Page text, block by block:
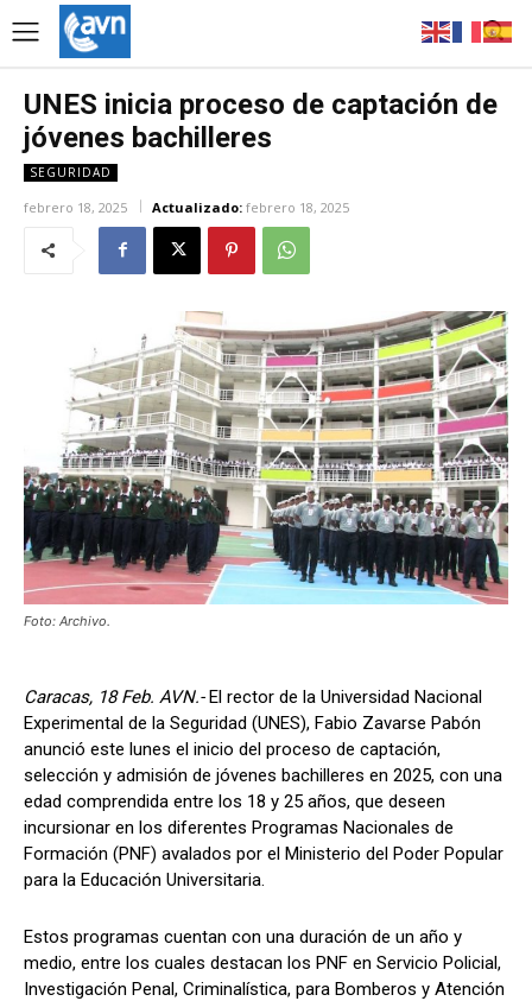
UNES inicia proceso de captación de
jóvenes bachilleres
SEGURIDAD
febrero 18, 2025 Actualizado: febrero 18, 2025
Foto: Archivo.
Caracas, 18 Feb. AVN.-El rector de la Universidad Nacional
Experimental de la Seguridad (UNES), Fabio Zavarse Pabón
anunció este lunes el inicio del proceso de captación,
selección y admisión de jóvenes bachilleres en 2025, con una
edad comprendida entre los 18 y 25 años, que deseen
incursionar en los diferentes Programas Nacionales de
Formación (PNF) avalados por el Ministerio del Poder Popular
para la Educación Universitaria.
Estos programas cuentan con una duración de un año y
medio, entre los cuales destacan los PNF en Servicio Policial,
Investigación Penal, Criminalística, para Bomberos y Atención